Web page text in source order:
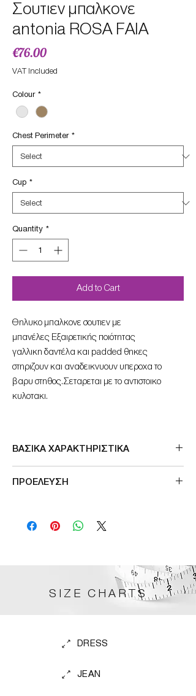
Σουτιεν μπαλκονε
antonia ROSA FAIA
€76.00Price
VAT Included
Colour *
Chest Perimeter *
Cup *
Quantity *
Add to Cart
Θηλυκο μπαλκονε σουτιεν με
μπανέλες Εξαιρετικής ποιότητας
γαλλικη δαντέλα και padded θηκες
στηριζουν και αναδεικνυουν υπεροχα το
βαρυ στηθος.Σεταρεται με το αντιστοικο
κυλοτακι.
ΒΑΣΙΚΑ ΧΑΡΑΚΤΗΡΙΣΤΙΚΑ
γαλλικη δαντελα
ΠΡΟΕΛΕΥΣΗ
SIZE CHARTS
DRESS
JEAN